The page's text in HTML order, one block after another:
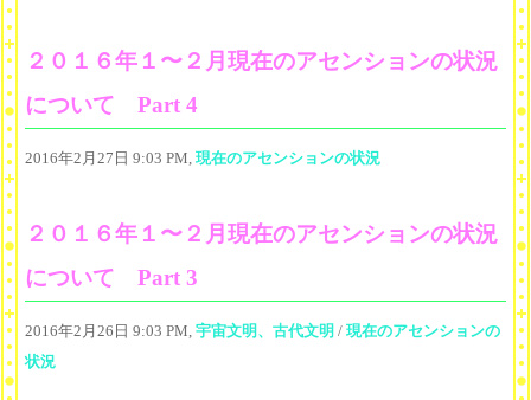
２０１６年１〜２月現在のアセンションの状況
について Part 4
2016年2月27日 9:03 PM, 現在のアセンションの状況
２０１６年１〜２月現在のアセンションの状況
について Part 3
2016年2月26日 9:03 PM, 宇宙文明、古代文明 / 現在のアセンションの
状況